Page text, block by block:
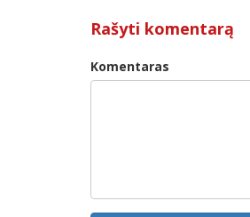
Rašyti komentarą
Komentaras